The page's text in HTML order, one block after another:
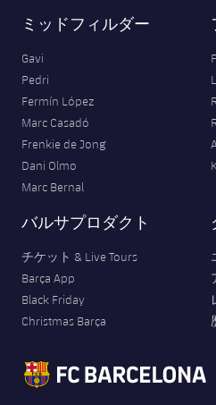
ミッドフィルダー
Gavi
Pedri
Fermín López
Marc Casadó
Frenkie de Jong
Dani Olmo
Marc Bernal
バルサプロダクト
チケット & Live Tours
Barça App
Black Friday
Christmas Barça